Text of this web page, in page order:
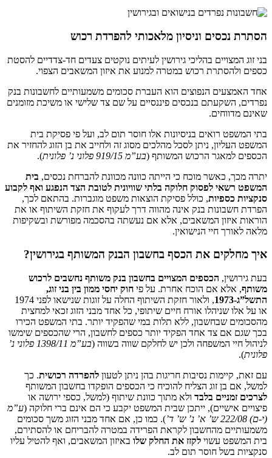
הסתרת נכסים וניסיון מלאכותי להפרדת רכוש
בני זוג המצויים בהליכי גירושין לעיתים נוקטים צעדים חד-צדדיים להסטת
כספים ולהסתרת רכוש במטרה למנוע את איזון המשאבים הצפוי.
אחד האמצעים הנפוצים הוא העברת סכומים משמעותיים לחשבונות בנק
נפרדים, השקעתם בנכסים פיננסיים על שם צד שלישי או משיכת מזומנים
שאינם מדווחים.
בתי המשפט רואים בניסיונות אלו חוסר תום לב, ועל פי פסיקת בית
המשפט העליון, ניתן לסכל מהלכים מסוג זה ולחייב את בן הזוג להחזיר את
הכספים למאגר הרכוש המשותף (בע”מ 919/15 פלוני נ’ פלונית
).
יתרה מכך, כאשר מוכח כי הייתה כוונה מכוונת להברחת נכסים, בית
המשפט רשאי לפסוק חלוקה בלתי שוויונית לטובת הצד הנפגע ואף לקבוע
סנקציות כספיות, כולל פסיקת הוצאות משפט מוגברות. בהתאם לכך,
הפרדת חשבונות בנק אינה מהווה דרך לעקוף את חזקת השיתוף או את
הוראות איזון המשאבים, אלא אם נעשתה בהסכמה מפורשת ובשקיפות
מלאה לאורך חיי הנישואין.
איך מחלקים את הכסף בחשבון הבנק המשותף בגירושין?
בעת גירושין, הכספים המצויים בחשבון בנק משותף נחשבים לרכוש
משותף, אלא אם הוכח אחרת. על פי חוק יחסי ממון בין בני זוג,
התשל”ג-1973
, ולאור חזקת השיתוף החלה על זוגות שנישאו לפני 1974
או על אלו שניהלו אורח חיים שיתופי, כל אחד מבני הזוג זכאי למחצית
מהסכומים שבחשבון, ללא תלות במי שהפקיד יותר. בתי המשפט הכירו
בכך שגם אם צד אחד הפקיד יותר כספים לחשבון, הרי שהכספים שימשו
לניהול חיי המשפחה ולכן יש לחלקם שווה בשווה (
בע”מ 1398/11 פלוני נ’
פלונית).
עם זאת, קיימות נסיבות חריגות בהן ניתן לטעון להפרדה רכושית. כך
למשל, אם בן זוג הצליח להוכיח כי הכספים הופקדו בחשבון המשותף
לצרכים זמניים בלבד ולא מתוך כוונת שיתוף (למשל, כספי ירושה או
פיצויים אישיים), ייתכן שבית המשפט יקבע כי הם אינם ברי חלוקה (ע”מ
(י-ם) 222/08 ש’ א’ נ’ ש’ ד’
). כמו כן, אם אחד מבני הזוג משך סכומים
משמעותיים מהחשבון לקראת הפרידה במטרה להבריחם או להסתירם,
בית המשפט עשוי לקזז את החלק שלו באיזון המשאבים, ואף להטיל עליו
סנקציות בשל חוסר תום לב.